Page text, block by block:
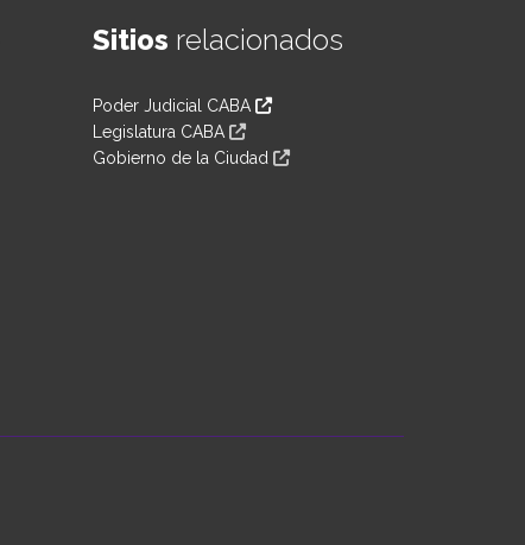
Sitios relacionados
Poder Judicial CABA
Legislatura CABA
Gobierno de la Ciudad